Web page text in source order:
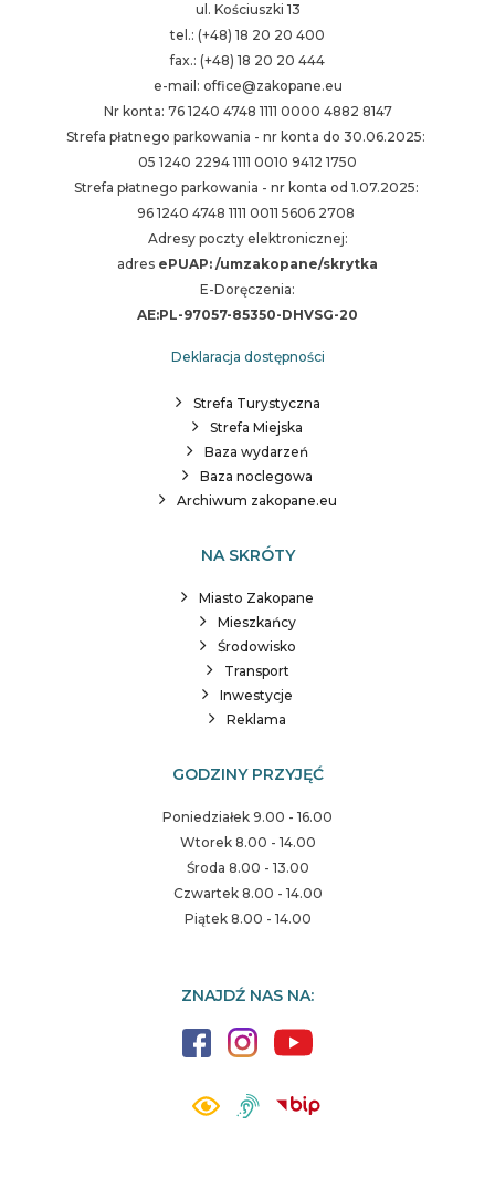
ul. Kościuszki 13
tel.: (+48) 18 20 20 400
fax.: (+48) 18 20 20 444
e-mail: office@zakopane.eu
Nr konta: 76 1240 4748 1111 0000 4882 8147
Strefa płatnego parkowania - nr konta do 30.06.2025:
05 1240 2294 1111 0010 9412 1750
Strefa płatnego parkowania - nr konta od 1.07.2025:
96 1240 4748 1111 0011 5606 2708
Adresy poczty elektronicznej:
adres ePUAP: /umzakopane/skrytka
E-Doręczenia:
AE:PL-97057-85350-DHVSG-20
Deklaracja dostępności
Strefa Turystyczna
Strefa Miejska
Baza wydarzeń
Baza noclegowa
Archiwum zakopane.eu
NA SKRÓTY
Miasto Zakopane
Mieszkańcy
Środowisko
Transport
Inwestycje
Reklama
GODZINY PRZYJĘĆ
Poniedziałek 9.00 - 16.00
Wtorek 8.00 - 14.00
Środa 8.00 - 13.00
Czwartek 8.00 - 14.00
Piątek 8.00 - 14.00
ZNAJDŹ NAS NA: